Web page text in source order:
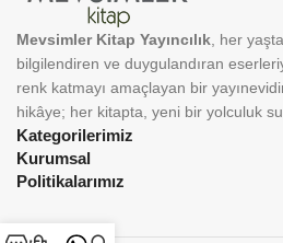
Kategorilerimiz
Kurumsal
Politikalarımız
Mevsimler Kitap Yayıncılık , her
bilgilendiren ve duygulandıran
renk katmayı amaçlayan bir
hikâye; her kitapta, yeni bir yolculuk